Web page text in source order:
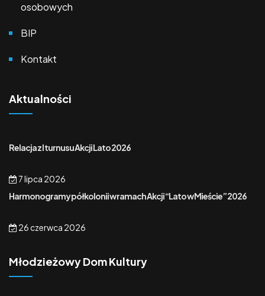
osobowych
BIP
Kontakt
Aktualności
Relacja z I turnusu Akcji Lato 2026
7 lipca 2026
Harmonogramy półkolonii w ramach Akcji “Lato w Mieście” 2026
26 czerwca 2026
Młodzieżowy Dom Kultury